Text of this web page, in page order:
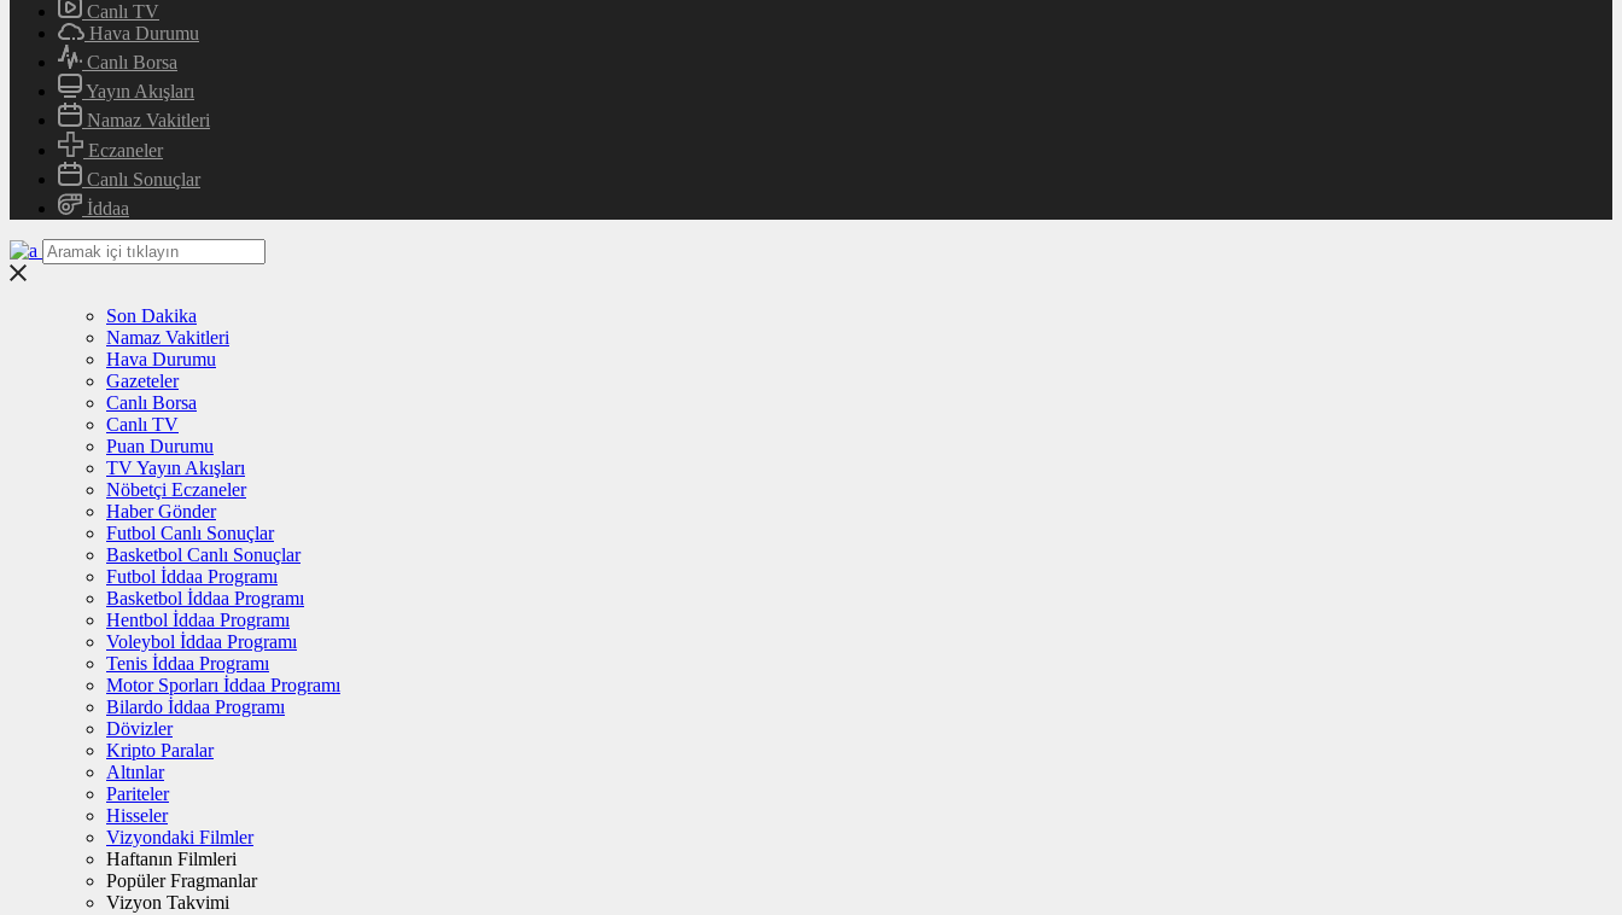
Canlı TV
Hava Durumu
Canlı Borsa
Yayın Akışları
Namaz Vakitleri
Eczaneler
Canlı Sonuçlar
İddaa
Son Dakika
Namaz Vakitleri
Hava Durumu
Gazeteler
Canlı Borsa
Canlı TV
Puan Durumu
TV Yayın Akışları
Nöbetçi Eczaneler
Haber Gönder
Futbol Canlı Sonuçlar
Basketbol Canlı Sonuçlar
Futbol İddaa Programı
Basketbol İddaa Programı
Hentbol İddaa Programı
Voleybol İddaa Programı
Tenis İddaa Programı
Motor Sporları İddaa Programı
Bilardo İddaa Programı
Dövizler
Kripto Paralar
Altınlar
Pariteler
Hisseler
Vizyondaki Filmler
Haftanın Filmleri
Popüler Fragmanlar
Vizyon Takvimi